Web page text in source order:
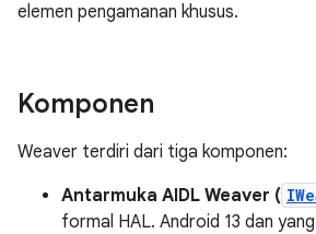
elemen pengamanan khusus.
Komponen
Weaver terdiri dari tiga komponen:
Antarmuka AIDL Weaver (
formal HAL. Android 13 dan